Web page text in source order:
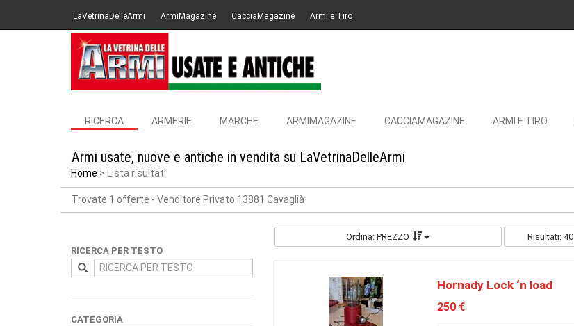
LaVetrinaDelleArmi ArmiMagazine CacciaMagazine Armi e Tiro
RICERCA ARMERIE MARCHE ARMIMAGAZINE CACCIAMAGAZINE ARMI E TIRO
Armi usate, nuove e antiche in vendita su LaVetrinaDelleArmi
Home Lista risultati
Trovate 1 offerte - Venditore Privato 13881 Cavaglià
RICERCA PER TESTO
CATEGORIA
Ordina: PREZZO Risultati: 40
Hornady Lock ‘n load
250 €